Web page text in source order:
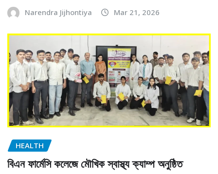
Narendra Jijhontiya Mar 21, 2026
HEALTH
বিএন ফার্মেসি কলেজে মৌখিক স্বাস্থ্য ক্যাম্প অনুষ্ঠিত